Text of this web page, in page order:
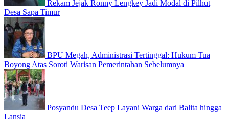
Rekam Jejak Ronny Lengkey Jadi Modal di Pilhut
Desa Sapa Timur
BPU Megah, Administrasi Tertinggal: Hukum Tua
Boyong Atas Soroti Warisan Pemerintahan Sebelumnya
Posyandu Desa Teep Layani Warga dari Balita hingga
Lansia